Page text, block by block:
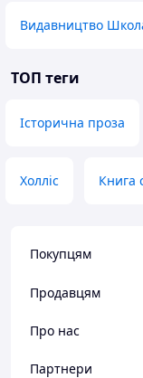
Видавництво
ТОП теги
Історична проза
Холліс Книга
Покупцям
Продавцям
Про нас
Партнери